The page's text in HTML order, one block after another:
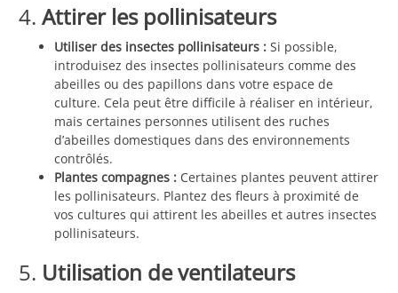
4. Attirer les pollinisateurs
Utiliser des insectes pollinisateurs : Si possible,
introduisez des insectes pollinisateurs comme des
abeilles ou des papillons dans votre espace de
culture. Cela peut être difficile à réaliser en intérieur,
mais certaines personnes utilisent des ruches
d’abeilles domestiques dans des environnements
contrôlés.
Plantes compagnes : Certaines plantes peuvent attirer
les pollinisateurs. Plantez des fleurs à proximité de
vos cultures qui attirent les abeilles et autres insectes
pollinisateurs.
5. Utilisation de ventilateurs